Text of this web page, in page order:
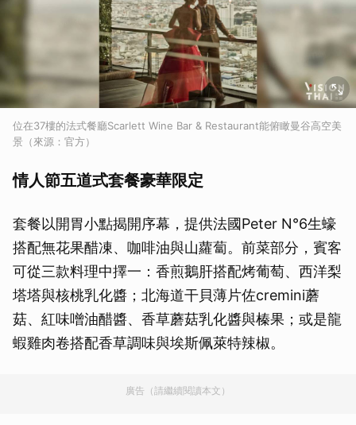
位在37樓的法式餐廳Scarlett Wine Bar & Restaurant能俯瞰曼谷高空美
景（來源：官方）
情人節五道式套餐豪華限定
套餐以開胃小點揭開序幕，提供法國Peter N°6生蠔
搭配無花果醋凍、咖啡油與山蘿蔔。前菜部分，賓客
可從三款料理中擇一：香煎鵝肝搭配烤葡萄、西洋梨
塔塔與核桃乳化醬；北海道干貝薄片佐cremini蘑
菇、紅味噌油醋醬、香草蘑菇乳化醬與榛果；或是龍
蝦雞肉卷搭配香草調味與埃斯佩萊特辣椒。
廣告（請繼續閱讀本文）